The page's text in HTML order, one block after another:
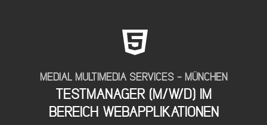
MEDIAL MULTIMEDIA SERVICES - MÜNCHEN
TESTMANAGER (M/W/D) IM
BEREICH WEBAPPLIKATIONEN
DETAILS...